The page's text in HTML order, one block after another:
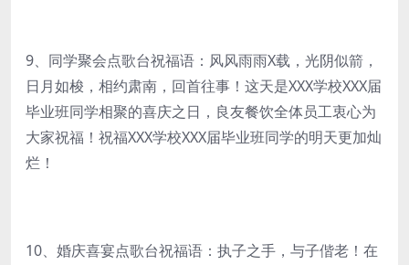
9、同学聚会点歌台祝福语：风风雨雨X载，光阴似箭，
日月如梭，相约肃南，回首往事！这天是XXX学校XXX届
毕业班同学相聚的喜庆之日，良友餐饮全体员工衷心为
大家祝福！祝福XXX学校XXX届毕业班同学的明天更加灿
烂！
10、婚庆喜宴点歌台祝福语：执子之手，与子偕老！在